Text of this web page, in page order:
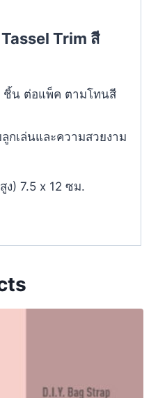
Trim สี
ชิ้น ต่อแพ็ค ตามโทนสี
กเล่นและความสวยงาม
ง) 7.5 x 12 ซม.